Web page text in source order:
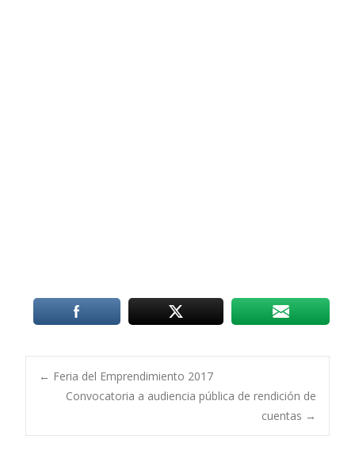
Post
navigation
← Feria del Emprendimiento 2017
Convocatoria a audiencia pública de rendición de
cuentas →